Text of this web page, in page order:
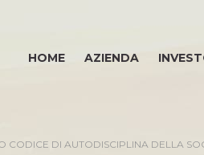
HOME AZIENDA
CODICE DI AUTODISCIPLINA DELLA